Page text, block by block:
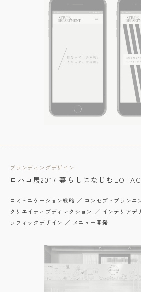
ブランディングデザイン
ロハコ展2017 暮らしになじむ
コミュニケーション戦略 ／ コンセプトプランニ
クリエイティブディレクション ／ インテリアデ
ラフィックデザイン ／ メニュー開発